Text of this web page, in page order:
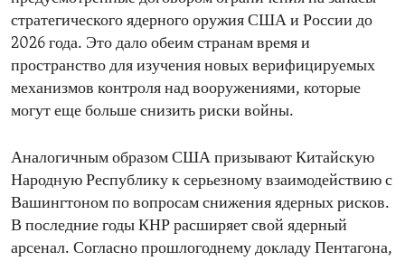
стратегического ядерного оружия США и России до
2026 года. Это дало обеим странам время и
пространство для изучения новых верифицируемых
механизмов контроля над вооружениями, которые
могут еще больше снизить риски войны.
Аналогичным образом США призывают Китайскую
Народную Республику к серьезному взаимодействию с
Вашингтоном по вопросам снижения ядерных рисков.
В последние годы КНР расширяет свой ядерный
арсенал. Согласно прошлогоднему докладу Пентагона,